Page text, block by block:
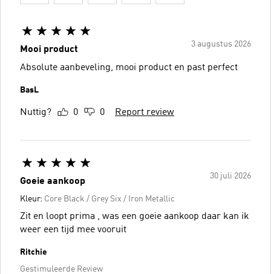
3 augustus 2026
Mooi product
Absolute aanbeveling, mooi product en past perfect
BasL
Nuttig? 0 0 Report review
30 juli 2026
Goeie aankoop
Kleur: Core Black / Grey Six / Iron Metallic
Zit en loopt prima , was een goeie aankoop daar kan ik
weer een tijd mee vooruit
Ritchie
Gestimuleerde Review